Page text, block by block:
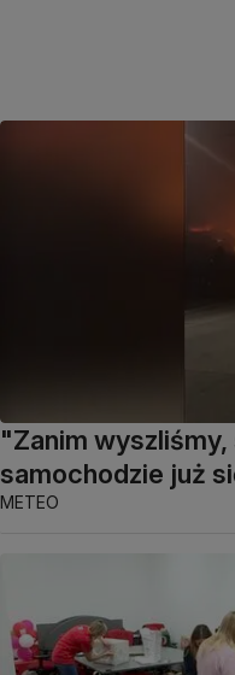
"Zanim
samochodzie już
METEO